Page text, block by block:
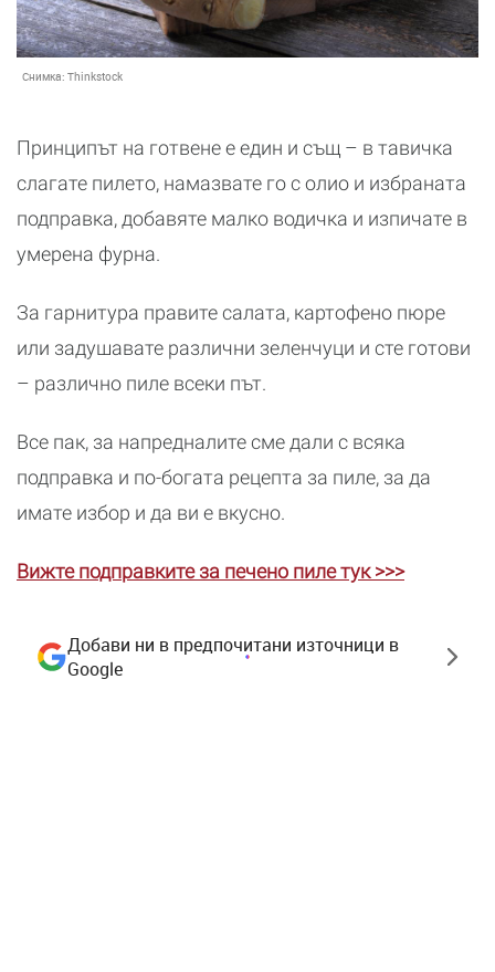
Снимка: Thinkstock
Принципът на готвене е един и същ – в тавичка
слагате пилето, намазвате го с олио и избраната
подправка, добавяте малко водичка и изпичате в
умерена фурна.
За гарнитура правите салата, картофено пюре
или задушавате различни зеленчуци и сте готови
– различно пиле всеки път.
Все пак, за напредналите сме дали с всяка
подправка и по-богата рецепта за пиле, за да
имате избор и да ви е вкусно.
Вижте подправките за печено пиле тук >>>
Добави ни в предпочитани източници в
Google